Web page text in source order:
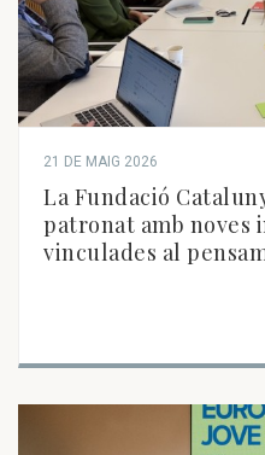
21 DE MAIG 2026
La Fundació
patronat amb noves
vinculades al